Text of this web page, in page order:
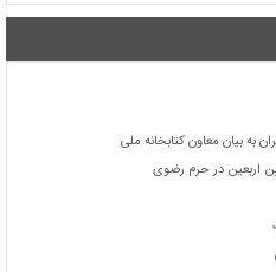
به بیان معاون کتابخانه ملی
اربعین در حرم رضوی